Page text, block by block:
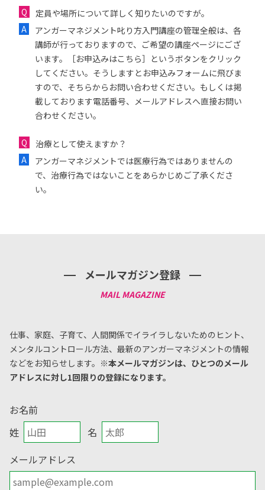
定員や場所について詳しく知りたいのですが。
アンガーマネジメント叱り方入門講座の管理全般は、各
講師が行っておりますので、ご希望の講座ページにござ
います。［お申込みはこちら］というボタンをクリック
してください。そうしますとお申込みフォームに飛びま
すので、そちらからお問い合わせください。もしくは掲
載しております電話番号、メールアドレスへ直接お問い
合わせください。
治療として使えますか？
アンガーマネジメントでは医療行為ではありませんの
で、治療行為ではないことをあらかじめご了承くださ
い。
メールマガジン登録
仕事、家庭、子育て、人間関係でイライラしないためのヒント、
メンタルコントロール方法、 最新のアンガーマネジメントの情報
などをお知らせします。 ※本メールマガジンは、ひとつのメール
アドレスに対し1回限りの登録になります。
お名前
姓
名
メールアドレス